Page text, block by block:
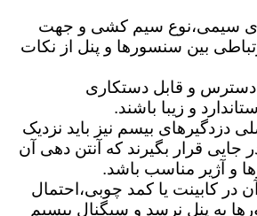
سیمی،نوع سیم کشی و جهت
بین سنسورها و پنل از نکات
دسترس و قابل دستکاری
و زیبا باشند.
دزدگیرهای بیسم نیز باید نزدیک
جایی قرار بگیرند که آنتن دهی آن
و آژیر مناسب باشد.
در کابینت یا کمد چوبی،احتمال
به پنل نرسد و سیگنال بیسیم